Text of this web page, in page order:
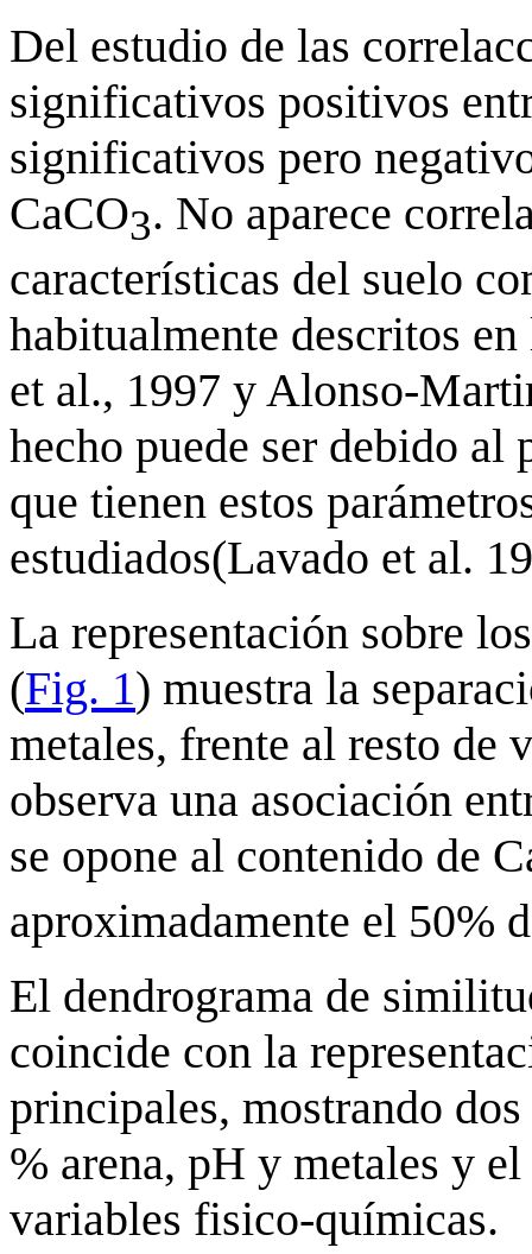
Del estudio de las
significativos positivos
significativos pero
CaCO3. No aparece
características del suelo
habitualmente descritos
et al., 1997 y Alonso-
hecho puede ser debido al
que tienen estos
estudiados(Lavado et al.
La representación sobre
(Fig. 1) muestra la
metales, frente al resto de
observa una asociación
se opone al contenido de
aproximadamente el 50%
El dendrograma de
coincide con la
principales, mostrando
% arena, pH y metales y
variables fisico-químicas.